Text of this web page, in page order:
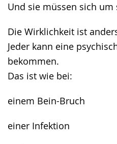
Und sie müssen sich
Die Wirklichkeit ist
Jeder kann eine
bekommen.
Das ist wie bei:
einem Bein-Bruch
einer Infektion